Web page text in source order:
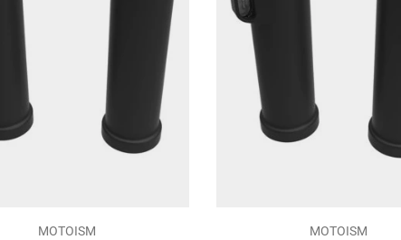
MOTOISM
MOTOISM